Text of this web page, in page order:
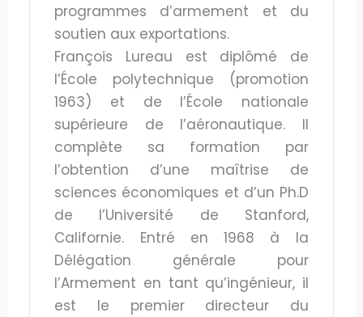
programmes d’armement et du
soutien aux exportations.
François Lureau est diplômé de
l’École polytechnique (promotion
1963) et de l’École nationale
supérieure de l’aéronautique. Il
complète sa formation par
l’obtention d’une maîtrise de
sciences économiques et d’un Ph.D
de l’Université de Stanford,
Californie. Entré en 1968 à la
Délégation générale pour
l’Armement en tant qu’ingénieur, il
est le premier directeur du